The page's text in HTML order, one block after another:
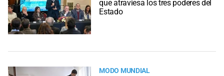
que atraviesa los tres poderes del
Estado
MODO MUNDIAL